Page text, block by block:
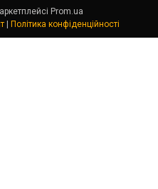
Prom.ua
| Політика конфіденційності